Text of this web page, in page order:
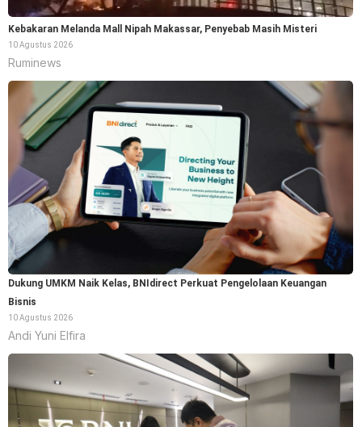
Kebakaran Melanda Mall Nipah Makassar, Penyebab Masih Misteri
10 Agustus 2026
Ruminews
Dukung UMKM Naik Kelas, BNIdirect Perkuat Pengelolaan Keuangan
Bisnis
10 Agustus 2026
Andi Yuni Elfira